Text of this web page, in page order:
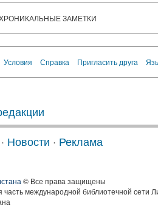
ЗАМЕТКИ
Условия Справка Пригласить друга
· Новости · Реклама
© Все права защищены
часть международной библиотечной сети